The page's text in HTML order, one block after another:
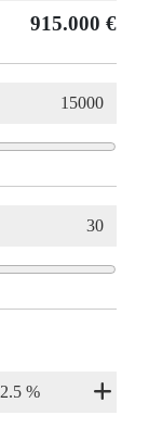
915.000 €